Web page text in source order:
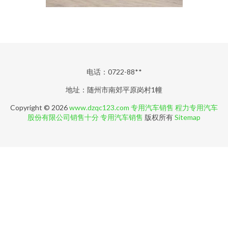
电话：0722-88**
地址：随州市南郊平原岗村1幢
Copyright © 2026www.dzqc123.com 专用汽车销售 程力专用汽车
股份有限公司销售十分专用汽车销售 版权所有Sitemap